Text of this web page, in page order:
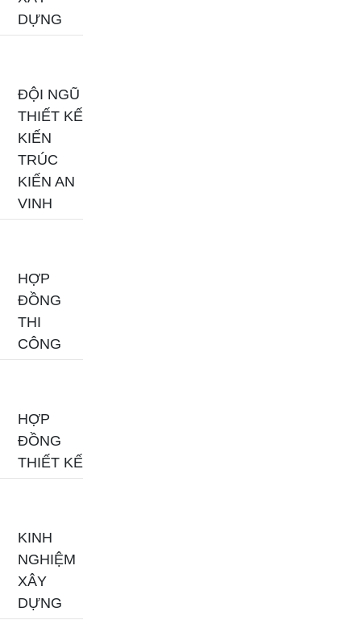
DỰNG
ĐỘI NGŨ
THIẾT KẾ
KIẾN
TRÚC
KIẾN AN
VINH
HỢP
ĐỒNG
THI
CÔNG
HỢP
ĐỒNG
THIẾT KẾ
KINH
NGHIỆM
XÂY
DỰNG